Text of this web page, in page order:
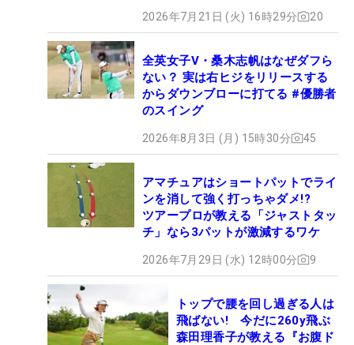
2026年7月21日 (火) 16時29分 20
全英女子V・桑木志帆はなぜダフら
ない？ 実は右ヒジをリリースする
からダウンブローに打てる #優勝者
のスイング
2026年8月3日 (月) 15時30分 45
アマチュアはショートパットでライ
ンを消して強く打っちゃダメ!?
ツアープロが教える「ジャストタッ
チ」なら3パットが激減するワケ
2026年7月29日 (水) 12時00分 9
トップで腰を回し過ぎる人は
飛ばない! 今だに260y飛ぶ
森田理香子が教える『お腹ド